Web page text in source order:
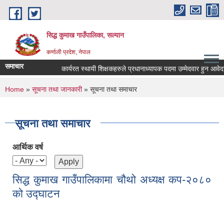
Skip to main content
सिद्ध कुमाख गाउँपालिका, सल्यान
कर्णाली प्रदेश, नेपाल
समाचार कार्यरत स्थायी शिक्षकहरुले प्रधानाध्यापक पदमा उम्मेदवार हुन आवेदन
You are here
Home » सूचना तथा जानकारी» सूचना तथा समाचार
सूचना तथा समाचार
आर्थिक वर्ष
सिद्ध कुमाख गाउँपालिकामा चौथो अध्यक्ष कप-२०८०
को उद्घाटन